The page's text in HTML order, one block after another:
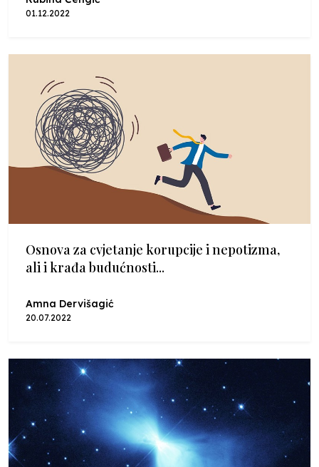
01.12.2022
Osnova za cvjetanje korupcije i nepotizma,
ali i krađa budućnosti...
Amna Dervišagić
20.07.2022